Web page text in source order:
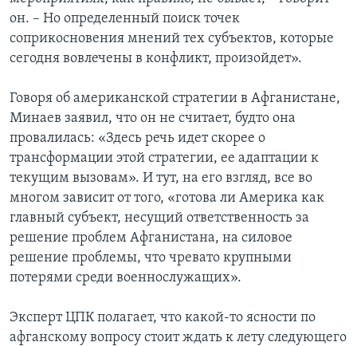
он. – Но определенный поиск точек
соприкосновения мнений тех субъектов, которые
сегодня вовлечены в конфликт, произойдет».
Говоря об американской стратегии в Афганистане,
Минаев заявил, что он не считает, будто она
провалилась: «Здесь речь идет скорее о
трансформации этой стратегии, ее адаптации к
текущим вызовам». И тут, на его взгляд, все во
многом зависит от того, «готова ли Америка как
главный субъект, несущий ответственность за
решение проблем Афганистана, на силовое
решение проблемы, что чревато крупными
потерями среди военнослужащих».
Эксперт ЦПК полагает, что какой-то ясности по
афганскому вопросу стоит ждать к лету следующего